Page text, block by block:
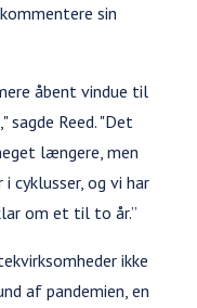
sin
åbent vindue til
sagde Reed. "Det
længere, men
cyklusser, og vi har
om et til to år.”
ikke
af pandemien, en